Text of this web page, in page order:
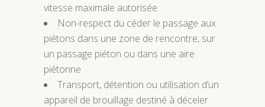
vitesse maximale autorisée
Non-respect du céder le passage aux
piétons dans une zone de rencontre, sur
un passage piéton ou dans une aire
piétonne
Transport, détention ou utilisation d’un
appareil de brouillage destiné à déceler